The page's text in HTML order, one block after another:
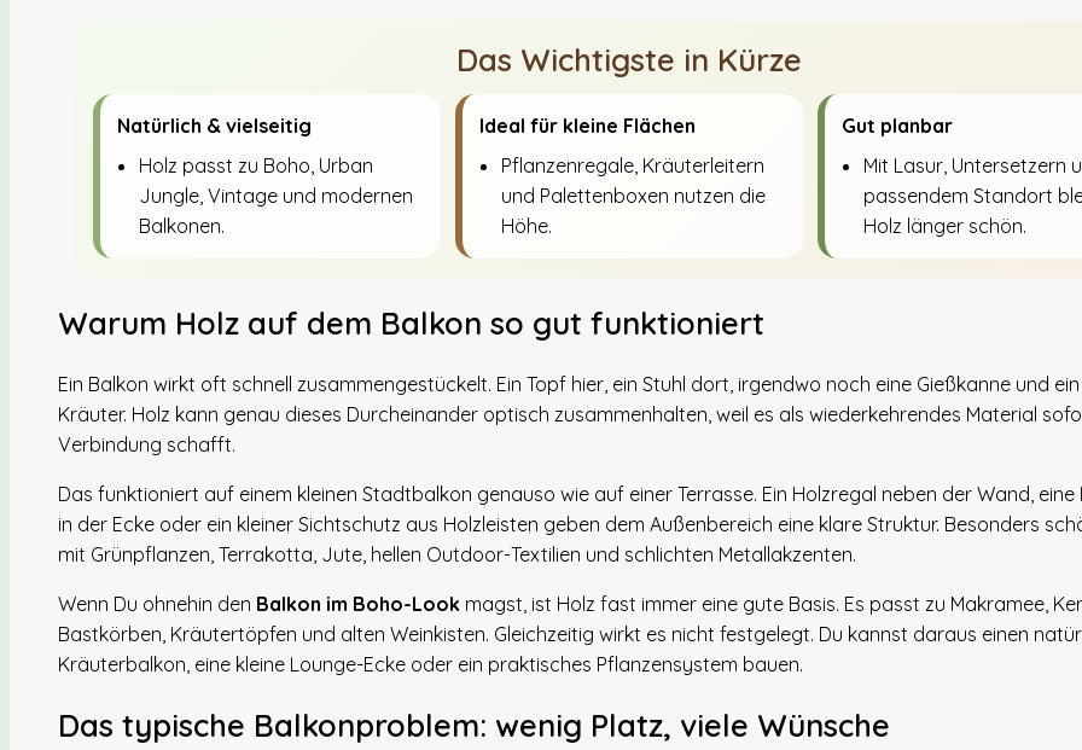
Das Wichtigste in Kürze
Natürlich & vielseitig
Holz passt zu Boho, Urban
Jungle, Vintage und modernen
Balkonen.
Ideal für kleine Flächen
Pflanzenregale, Kräuterleitern
und Palettenboxen nutzen die
Höhe.
Gut planbar
Mit Lasur, Untersetzern
passendem Standort
Holz länger schön.
Warum Holz auf dem Balkon so gut funktioniert
Ein Balkon wirkt oft schnell zusammengestückelt. Ein Topf hier, ein Stuhl dort, irgendwo noch eine Gießkanne und
Kräuter. Holz kann genau dieses Durcheinander optisch zusammenhalten, weil es als wiederkehrendes Material
Verbindung schafft.
Das funktioniert auf einem kleinen Stadtbalkon genauso wie auf einer Terrasse. Ein Holzregal neben der Wand,
in der Ecke oder ein kleiner Sichtschutz aus Holzleisten geben dem Außenbereich eine klare Struktur. Besonders
mit Grünpflanzen, Terrakotta, Jute, hellen Outdoor-Textilien und schlichten Metallakzenten.
Wenn Du ohnehin den Balkon im Boho-Look magst, ist Holz fast immer eine gute Basis. Es passt zu Makramee,
Bastkörben, Kräutertöpfen und alten Weinkisten. Gleichzeitig wirkt es nicht festgelegt. Du kannst daraus einen
Kräuterbalkon, eine kleine Lounge-Ecke oder ein praktisches Pflanzensystem bauen.
Das typische Balkonproblem: wenig Platz, viele Wünsche